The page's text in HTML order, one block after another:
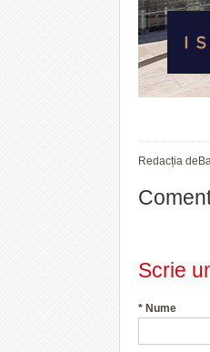
Redacția
Scrie
* Nume